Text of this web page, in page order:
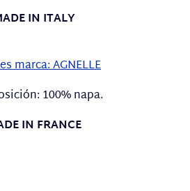
IN ITALY
marca: AGNELLE
100% napa.
IN FRANCE